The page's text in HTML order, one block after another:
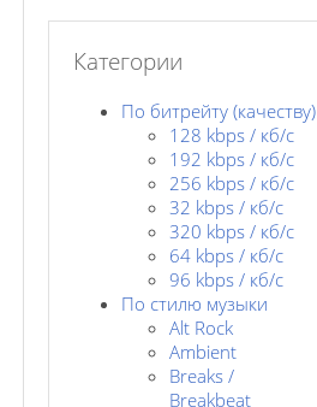
Категории
По битрейту (качеству)
128 kbps / кб/c
192 kbps / кб/c
256 kbps / кб/с
32 kbps / кб/c
320 kbps / кб/с
64 kbps / кб/c
96 kbps / кб/c
По стилю музыки
Alt Rock
Ambient
Breaks /
Breakbeat